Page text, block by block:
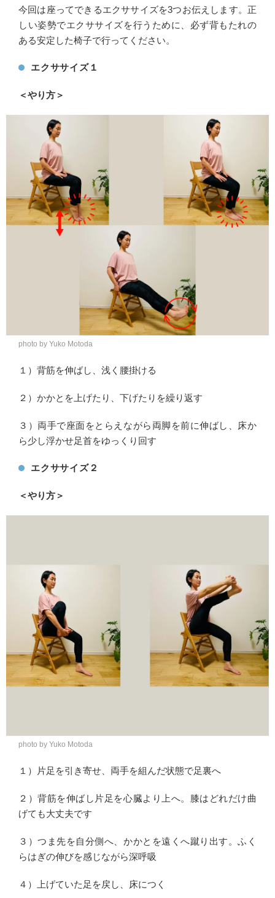
今回は座ってできるエクササイズを3つお伝えします。正
しい姿勢でエクササイズを行うために、必ず背もたれの
ある安定した椅子で行ってください。
エクササイズ１
＜やり方＞
photo by Yuko Motoda
１）背筋を伸ばし、浅く腰掛ける
２）かかとを上げたり、下げたりを繰り返す
３）両手で座面をとらえながら両脚を前に伸ばし、床か
ら少し浮かせ足首をゆっくり回す
エクササイズ２
＜やり方＞
photo by Yuko Motoda
１）片足を引き寄せ、両手を組んだ状態で足裏へ
２）背筋を伸ばし片足を心臓より上へ。膝はどれだけ曲
げても大丈夫です
３）つま先を自分側へ、かかとを遠くへ蹴り出す。ふく
らはぎの伸びを感じながら深呼吸
４）上げていた足を戻し、床につく